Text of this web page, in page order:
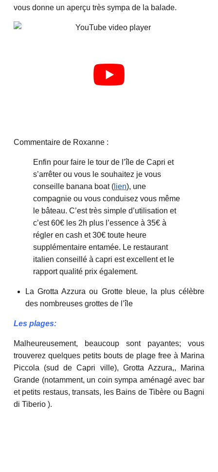
vous donne un aperçu très sympa de la balade.
Commentaire de Roxanne :
Enfin pour faire le tour de l’île de Capri et
s’arrêter ou vous le souhaitez je vous
conseille banana boat ( lien), une
compagnie ou vous conduisez vous même
le bâteau. C’est très simple d’utilisation et
c’est 60€ les 2h plus l’essence à 35€ à
régler en cash et 30€ toute heure
supplémentaire entamée. Le restaurant
italien conseillé à capri est excellent et le
rapport qualité prix également.
La Grotta Azzura ou Grotte bleue, la plus célèbre
des nombreuses grottes de l’île
Les plages:
Malheureusement, beaucoup sont payantes; vous
trouverez quelques petits bouts de plage free à Marina
Piccola (sud de Capri ville), Grotta Azzura,, Marina
Grande (notamment, un coin sympa aménagé avec bar
et petits restaus, transats, les Bains de Tibère ou Bagni
di Tiberio ).